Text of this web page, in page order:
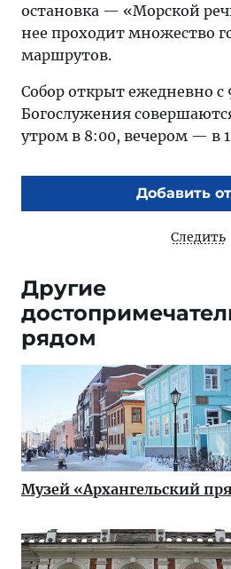
остановка — «Морской
нее проходит множество
маршрутов.
Собор открыт ежедневно с
Богослужения
утром в 8:00, вечером — в
Добавить
Следить
Другие
рядом
Музей «Архангельский